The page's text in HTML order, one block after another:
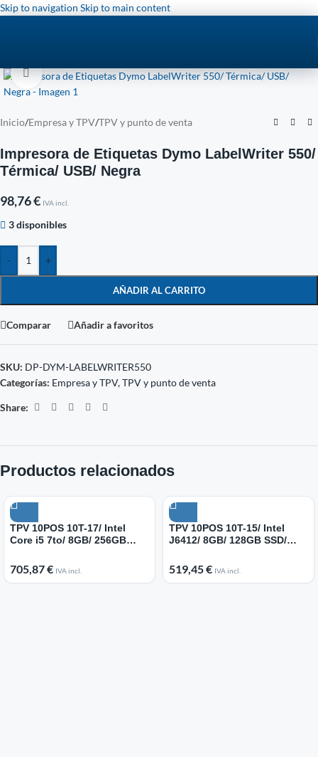
Skip to navigation Skip to main content
Click to enlarge
Inicio/Empresa y TPV/TPV y punto de venta
Impresora de Etiquetas Dymo LabelWriter 550/
Térmica/ USB/ Negra
98,76€ IVA incl.
3 disponibles
- +
AÑADIR AL CARRITO
Comparar Añadir a favoritos
SKU: DP-DYM-LABELWRITER550
Categorías: Empresa y TPV,TPV y punto de venta
Share:
Productos relacionados
TPV 10POS 10T-17/ Intel
Core i5 7to/ 8GB/ 256GB
IoT
705,87€ IVA incl.
TPV 10POS 10T-15/ Intel
J6412/ 8GB/ 128GB SSD/
519,45€ IVA incl.